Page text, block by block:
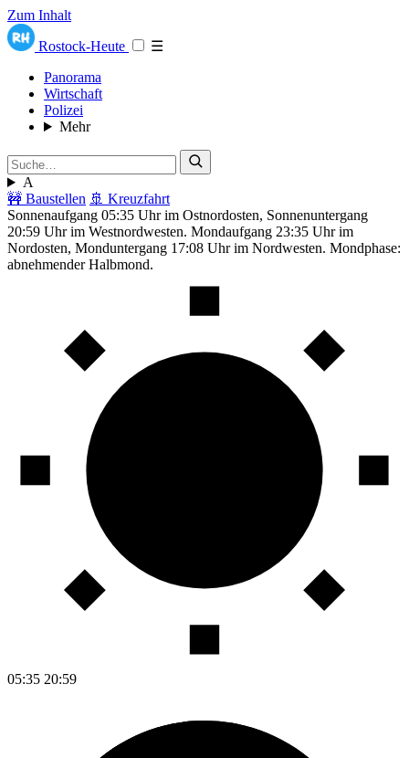
Zum Inhalt
Rostock-Heute
☰
Panorama
Wirtschaft
Polizei
Mehr
A
🚧 Baustellen 🚢 Kreuzfahrt
Sonnenaufgang 05:35 Uhr im Ostnordosten, Sonnenuntergang
20:59 Uhr im Westnordwesten. Mondaufgang 23:35 Uhr im
Nordosten, Monduntergang 17:08 Uhr im Nordwesten. Mondphase:
abnehmender Halbmond.
05:35 20:59